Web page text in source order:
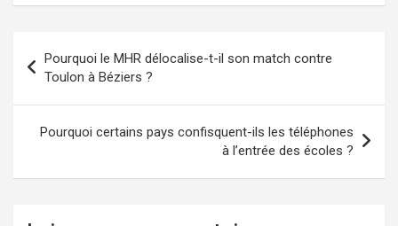
de
l’article
Pourquoi le MHR délocalise-t-il son match contre
Toulon à Béziers ?
Pourquoi certains pays confisquent-ils les téléphones
à l’entrée des écoles ?